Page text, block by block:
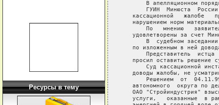
Ресурсы в тему
В апелляционном
ГУИН  Минюста
кассационной   жалобе
нарушением норм
По   мнению
удовлетворены за счет
В  судебном
по изложенным в ней
Представитель  истца
просил оставить решение
Суд кассационной
доводы жалобы, не
Решением  от
автономного  округа по
ОАО "Стройиндустрия"
услуги,   оказанные  в